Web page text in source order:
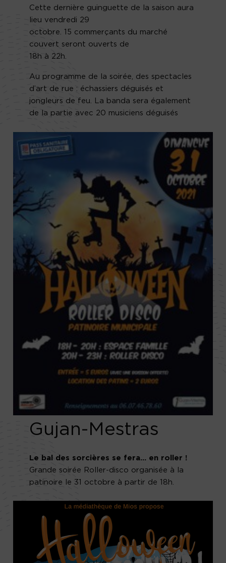
Cette dernière guinguette de la saison aura
lieu vendredi 29
octobre. 15 commerçants du marché
couvert seront ouverts de
18h à 22h.
Au programme de la soirée, des spectacles
d’art de rue : échassiers déguisés et
jongleurs de feu. La banda sera également
de la partie avec 20 musiciens déguisés
Gujan-Mestras
Le bal des sorcières se fera… en roller !
Grande soirée Roller-disco organisée à la
patinoire le 31 octobre à partir de 18h.